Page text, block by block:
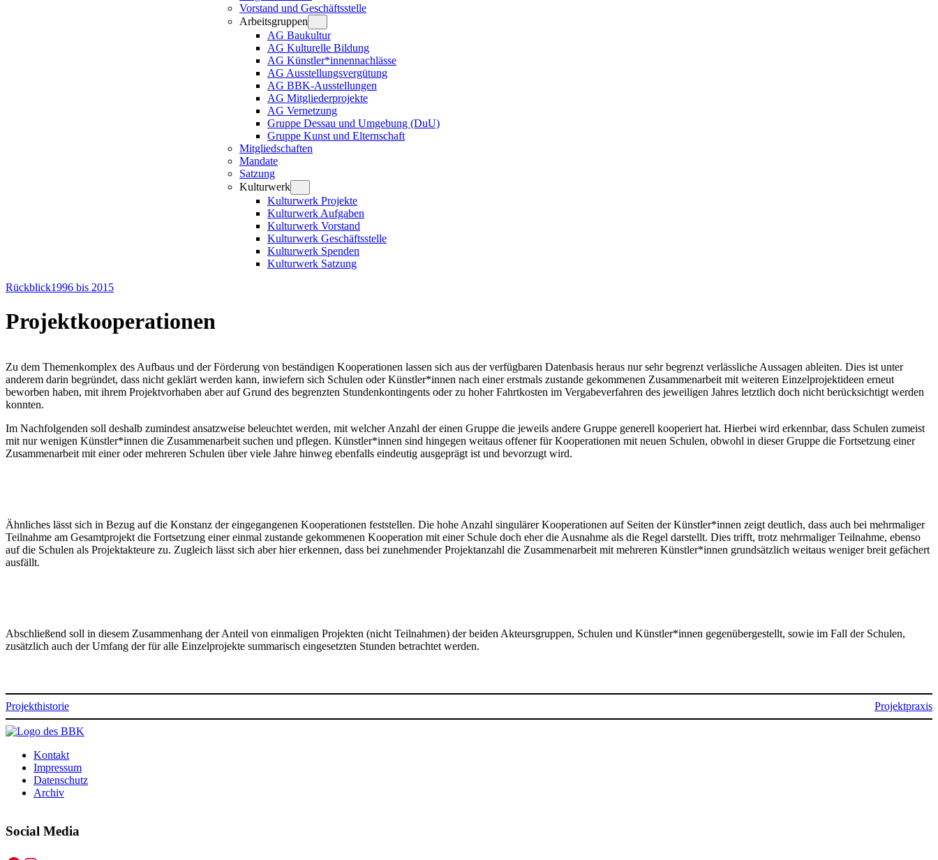
Vorstand und Geschäftsstelle
Arbeitsgruppen
AG Baukultur
AG Kulturelle Bildung
AG Künstler*innennachlässe
AG Ausstellungsvergütung
AG BBK-Ausstellungen
AG Mitgliederprojekte
AG Vernetzung
Gruppe Dessau und Umgebung (DuU)
Gruppe Kunst und Elternschaft
Mitgliedschaften
Mandate
Satzung
Kulturwerk
Kulturwerk Projekte
Kulturwerk Aufgaben
Kulturwerk Vorstand
Kulturwerk Geschäftsstelle
Kulturwerk Spenden
Kulturwerk Satzung
Rückblick1996 bis 2015
Projektkooperationen
Zu dem Themenkomplex des Aufbaus und der Förderung von beständigen Kooperationen lassen sich aus der verfügbaren Datenbasis heraus nur sehr begrenzt verlässliche Aussagen ableiten. Dies ist unter
anderem darin begründet, dass nicht geklärt werden kann, inwiefern sich Schulen oder Künstler*innen nach einer erstmals zustande gekommenen Zusammenarbeit mit weiteren Einzelprojektideen erneut
beworben haben, mit ihrem Projektvorhaben aber auf Grund des begrenzten Stundenkontingents oder zu hoher Fahrtkosten im Vergabeverfahren des jeweiligen Jahres letztlich doch nicht berücksichtigt werden
konnten.
Im Nachfolgenden soll deshalb zumindest ansatzweise beleuchtet werden, mit welcher Anzahl der einen Gruppe die jeweils andere Gruppe generell kooperiert hat. Hierbei wird erkennbar, dass Schulen zumeist
mit nur wenigen Künstler*innen die Zusammenarbeit suchen und pflegen. Künstler*innen sind hingegen weitaus offener für Kooperationen mit neuen Schulen, obwohl in dieser Gruppe die Fortsetzung einer
Zusammenarbeit mit einer oder mehreren Schulen über viele Jahre hinweg ebenfalls eindeutig ausgeprägt ist und bevorzugt wird.
Ähnliches lässt sich in Bezug auf die Konstanz der eingegangenen Kooperationen feststellen. Die hohe Anzahl singulärer Kooperationen auf Seiten der Künstler*innen zeigt deutlich, dass auch bei mehrmaliger
Teilnahme am Gesamtprojekt die Fortsetzung einer einmal zustande gekommenen Kooperation mit einer Schule doch eher die Ausnahme als die Regel darstellt. Dies trifft, trotz mehrmaliger Teilnahme, ebenso
auf die Schulen als Projektakteure zu. Zugleich lässt sich aber hier erkennen, dass bei zunehmender Projektanzahl die Zusammenarbeit mit mehreren Künstler*innen grundsätzlich weitaus weniger breit gefächert
ausfällt.
Abschließend soll in diesem Zusammenhang der Anteil von einmaligen Projekten (nicht Teilnahmen) der beiden Akteursgruppen, Schulen und Künstler*innen gegenübergestellt, sowie im Fall der Schulen,
zusätzlich auch der Umfang der für alle Einzelprojekte summarisch eingesetzten Stunden betrachtet werden.
Projekthistorie Projektpraxis
Kontakt
Impressum
Datenschutz
Archiv
Social Media